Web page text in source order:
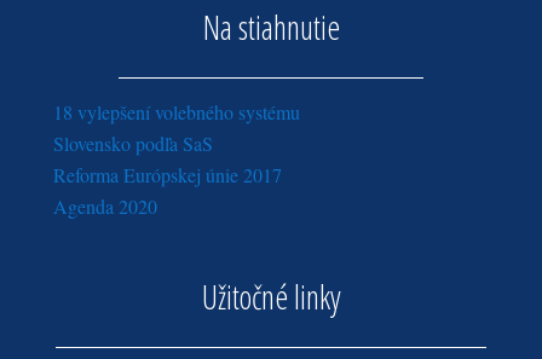
Na stiahnutie
18 vylepšení volebného systému
Slovensko podľa SaS
Reforma Európskej únie 2017
Agenda 2020
Užitočné linky